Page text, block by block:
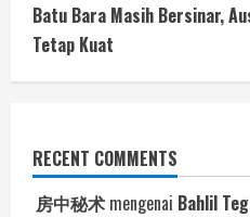
Batu Bara Masih Bersinar,
Tetap Kuat
RECENT COMMENTS
房中秘术 mengenai Bahlil